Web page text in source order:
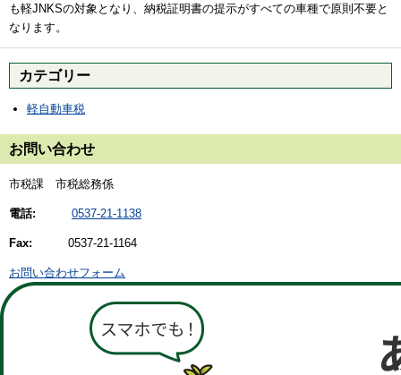
も軽JNKSの対象となり、納税証明書の提示がすべての車種で原則不要と
なります。
カテゴリー
軽自動車税
お問い合わせ
市税課 市税総務係
電話: 0537-21-1138
Fax: 0537-21-1164
お問い合わせフォーム